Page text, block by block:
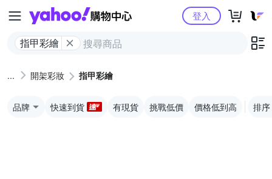
Yahoo購物中心
指甲彩繪
登入
開架彩妝 指甲彩繪
品牌 快速到貨 有現貨 挑戰低價 價格低到高 排序